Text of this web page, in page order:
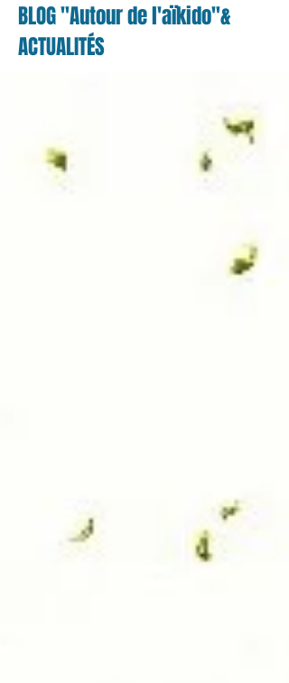
BLOG "Autour de l'aïkido"&
ACTUALITÉS